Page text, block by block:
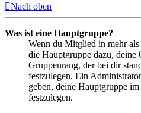
Nach oben
Was ist eine Hauptgruppe?
Wenn du Mitglied in mehr
die Hauptgruppe dazu, deine
Gruppenrang, der bei dir
festzulegen. Ein
geben, deine Hauptgruppe
festzulegen.